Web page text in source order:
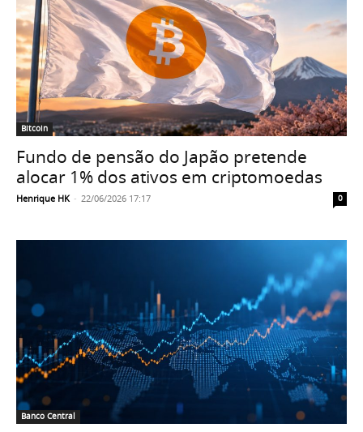
Bitcoin
Fundo de pensão do Japão pretende
alocar 1% dos ativos em criptomoedas
Henrique HK - 22/06/2026 17:17 0
Banco Central